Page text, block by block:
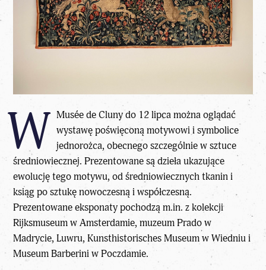
W Musée de Cluny do 12 lipca można oglądać
wystawę poświęconą motywowi i symbolice
jednorożca, obecnego szczególnie w sztuce
średniowiecznej. Prezentowane są dzieła ukazujące
ewolucję tego motywu, od średniowiecznych tkanin i
ksiąg po sztukę nowoczesną i współczesną.
Prezentowane eksponaty pochodzą m.in. z kolekcji
Rijksmuseum w Amsterdamie, muzeum Prado w
Madrycie, Luwru, Kunsthistorisches Museum w Wiedniu i
Museum Barberini w Poczdamie.